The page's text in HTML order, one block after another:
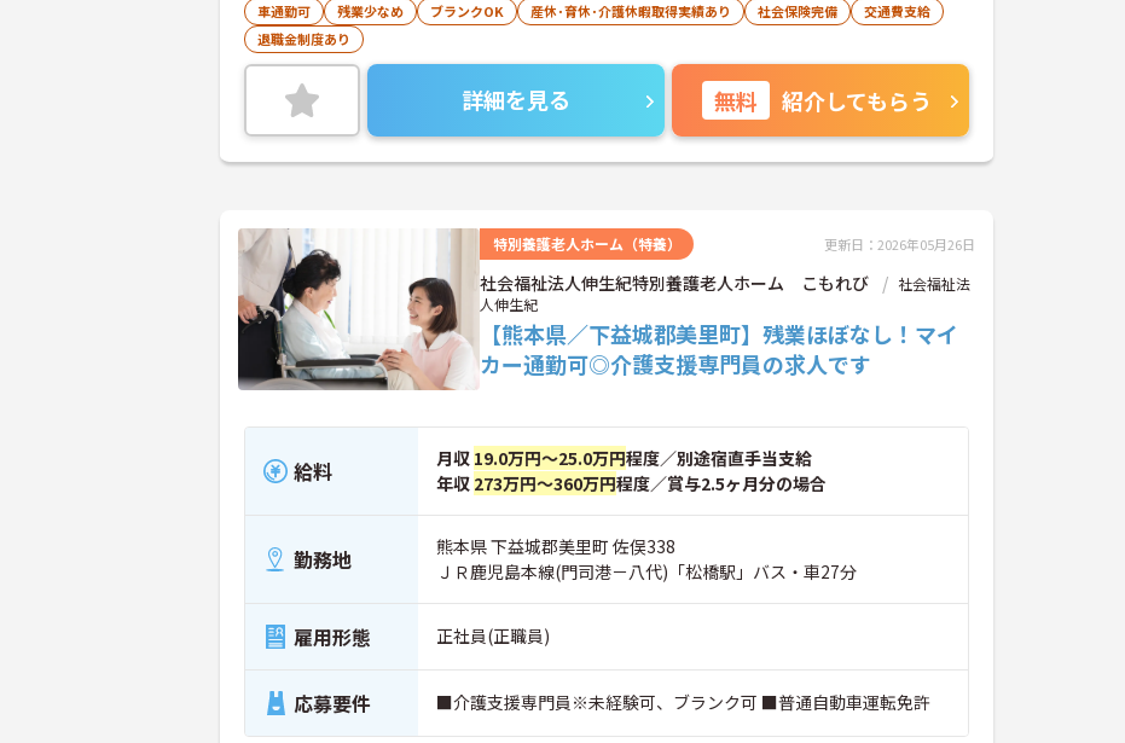
車通勤可 残業少なめ ブランクOK 産休･育休･介護休暇取得実績あり 社会保険完備
交通費支給
退職金制度あり
詳細を見る 無料 紹介してもらう
特別養護老人ホーム（特養） 更新日：2026年05月26日
社会福祉法人伸生紀特別養護老人ホーム こもれび
社会福祉法
人伸生紀
【熊本県／下益城郡美里町】残業ほぼなし！マイ
カー通勤可◎介護支援専門員の求人です
給料 月収 19.0万円～25.0万円程度／別途宿直手当支給
年収 273万円～360万円程度／賞与2.5ヶ月分の場合
勤務地
熊本県 下益城郡美里町 佐俣338
ＪＲ鹿児島本線(門司港－八代)「松橋駅」バス・車27分
雇用形態 正社員(正職員)
応募要件 ■介護支援専門員※未経験可、ブランク可 ■普通自動車運転免許